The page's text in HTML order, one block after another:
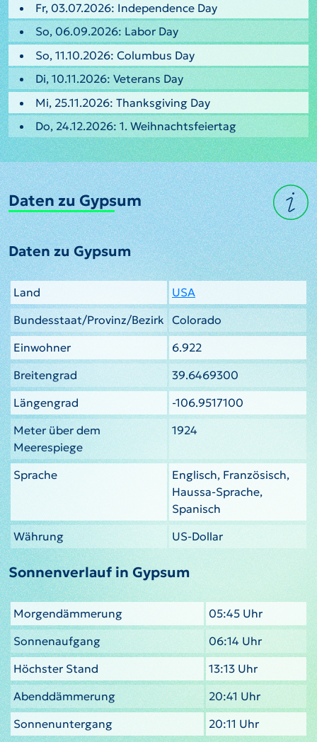
Fr, 03.07.2026: Independence Day
So, 06.09.2026: Labor Day
So, 11.10.2026: Columbus Day
Di, 10.11.2026: Veterans Day
Mi, 25.11.2026: Thanksgiving Day
Do, 24.12.2026: 1. Weihnachtsfeiertag
Daten zu Gypsum
Daten zu Gypsum
Land
USA
Bundesstaat/Provinz/Bezirk Colorado
Einwohner
6.922
Breitengrad
39.6469300
Längengrad
-106.9517100
Meter über dem
Meerespiege
1924
Sprache
Englisch, Französisch,
Haussa-Sprache,
Spanisch
Währung
US-Dollar
Sonnenverlauf in Gypsum
Morgendämmerung
05:45 Uhr
Sonnenaufgang
06:14 Uhr
Höchster Stand
13:13 Uhr
Abenddämmerung
20:41 Uhr
Sonnenuntergang
20:11 Uhr